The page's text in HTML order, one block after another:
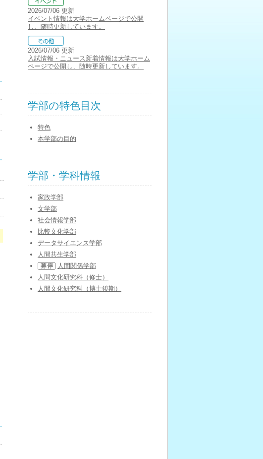
2026/07/06 更新
イベント情報は大学ホームページで公開
し、随時更新しています。
2026/07/06 更新
入試情報・ニュース新着情報は大学ホーム
ページで公開し、随時更新しています。
学部の特色目次
特色
本学部の目的
学部・学科情報
家政学部
文学部
社会情報学部
比較文化学部
データサイエンス学部
人間共生学部
人間関係学部
人間文化研究科（修士）
人間文化研究科（博士後期）